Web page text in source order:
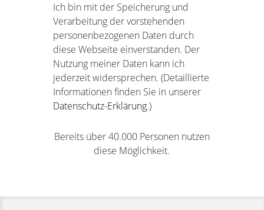
Ich bin mit der Speicherung und
Verarbeitung der vorstehenden
personenbezogenen Daten durch
diese Webseite einverstanden. Der
Nutzung meiner Daten kann ich
jederzeit widersprechen. (Detaillierte
Informationen finden Sie in unserer
Datenschutz-Erklärung.)
Bereits über 40.000 Personen nutzen
diese Möglichkeit.